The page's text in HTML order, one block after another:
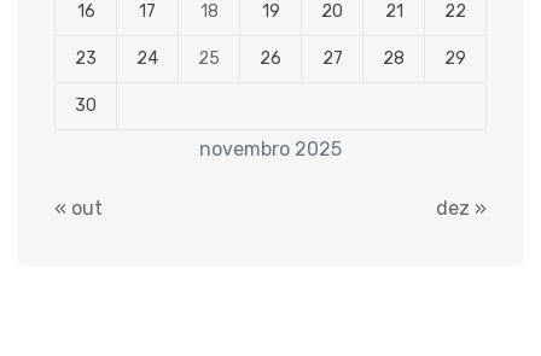
novembro 2025
16 17 18 19 20 21 22
23 24 25 26 27 28 29
30
« out dez »